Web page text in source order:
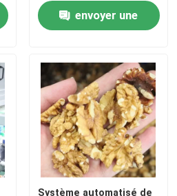
de noyaux par heure
avec une longue durée
envoyer une
Système automatisé de